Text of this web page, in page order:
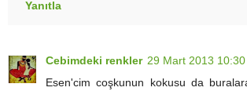
Yanıtla
Cebimdeki renkler 29 Mart 2013 10:30
Esen'cim coşkunun kokusu da